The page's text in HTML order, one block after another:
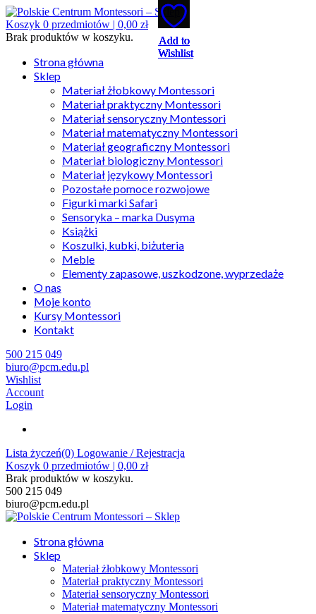
Koszyk 0 przedmiotów | 0,00 zł
Brak produktów w koszyku.
Strona główna
Sklep
Materiał żłobkowy Montessori
Materiał praktyczny Montessori
Materiał sensoryczny Montessori
Materiał matematyczny Montessori
Materiał geograficzny Montessori
Materiał biologiczny Montessori
Materiał językowy Montessori
Pozostałe pomoce rozwojowe
Figurki marki Safari
Sensoryka – marka Dusyma
Książki
Koszulki, kubki, biżuteria
Meble
Elementy zapasowe, uszkodzone, wyprzedaże
O nas
Moje konto
Kursy Montessori
Kontakt
500 215 049
biuro@pcm.edu.pl
Wishlist
Account
Login
Lista życzeń(0) Logowanie / Rejestracja
Koszyk 0 przedmiotów | 0,00 zł
Brak produktów w koszyku.
500 215 049
biuro@pcm.edu.pl
Strona główna
Sklep
Materiał żłobkowy Montessori
Materiał praktyczny Montessori
Materiał sensoryczny Montessori
Materiał matematyczny Montessori
Add to
Wishlist
Add to
Wishlist
Add to
Wishlist
Add to
Wishlist
Add to
Wishlist